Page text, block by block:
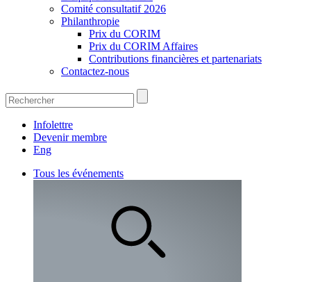
Comité consultatif 2026
Philanthropie
Prix du CORIM
Prix du CORIM Affaires
Contributions financières et partenariats
Contactez-nous
Infolettre
Devenir membre
Eng
Tous les événements